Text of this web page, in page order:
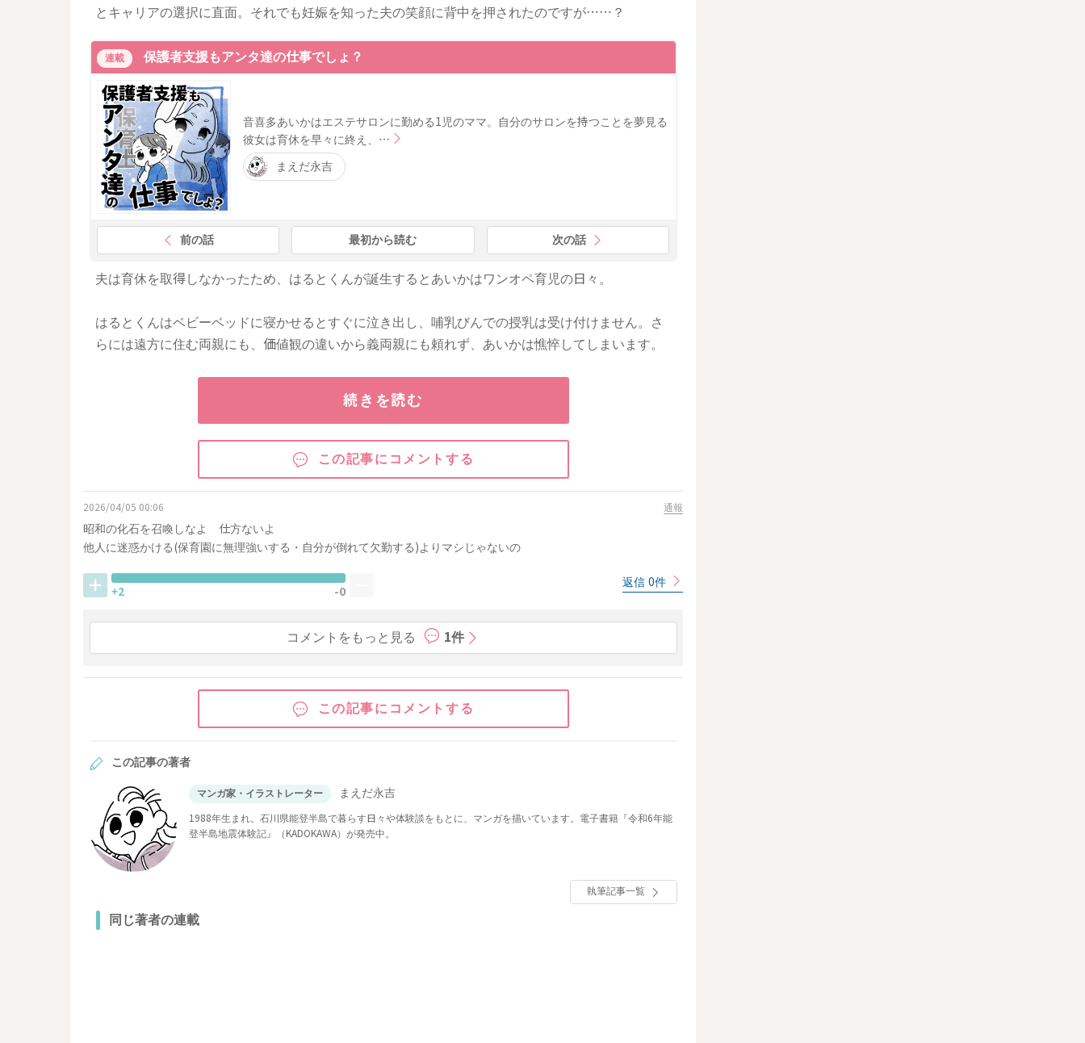
とキャリアの選択に直面。それでも妊娠を知った夫の笑顔に背中を押されたのですが……？
連載 保護者支援もアンタ達の仕事でしょ？
音喜多あいかはエステサロンに勤める1児のママ。自分のサロンを持つことを夢見る
彼女は育休を早々に終え、…
まえだ永吉
前の話 最初から読む 次の話
夫は育休を取得しなかったため、はるとくんが誕生するとあいかはワンオペ育児の日々。
はるとくんはベビーベッドに寝かせるとすぐに泣き出し、哺乳びんでの授乳は受け付けません。さ
らには遠方に住む両親にも、価値観の違いから義両親にも頼れず、あいかは憔悴してしまいます。
続きを読む
この記事にコメントする
2026/04/05 00:06 通報
昭和の化石を召喚しなよ 仕方ないよ
他人に迷惑かける(保育園に無理強いする・自分が倒れて欠勤する)よりマシじゃないの
+2 -0
返信 0件
コメントをもっと見る 1件
この記事にコメントする
この記事の著者
マンガ家・イラストレーター まえだ永吉
1988年生まれ。石川県能登半島で暮らす日々や体験談をもとに、マンガを描いています。電子書籍『令和6年能
登半島地震体験記』（KADOKAWA）が発売中。
執筆記事一覧
同じ著者の連載